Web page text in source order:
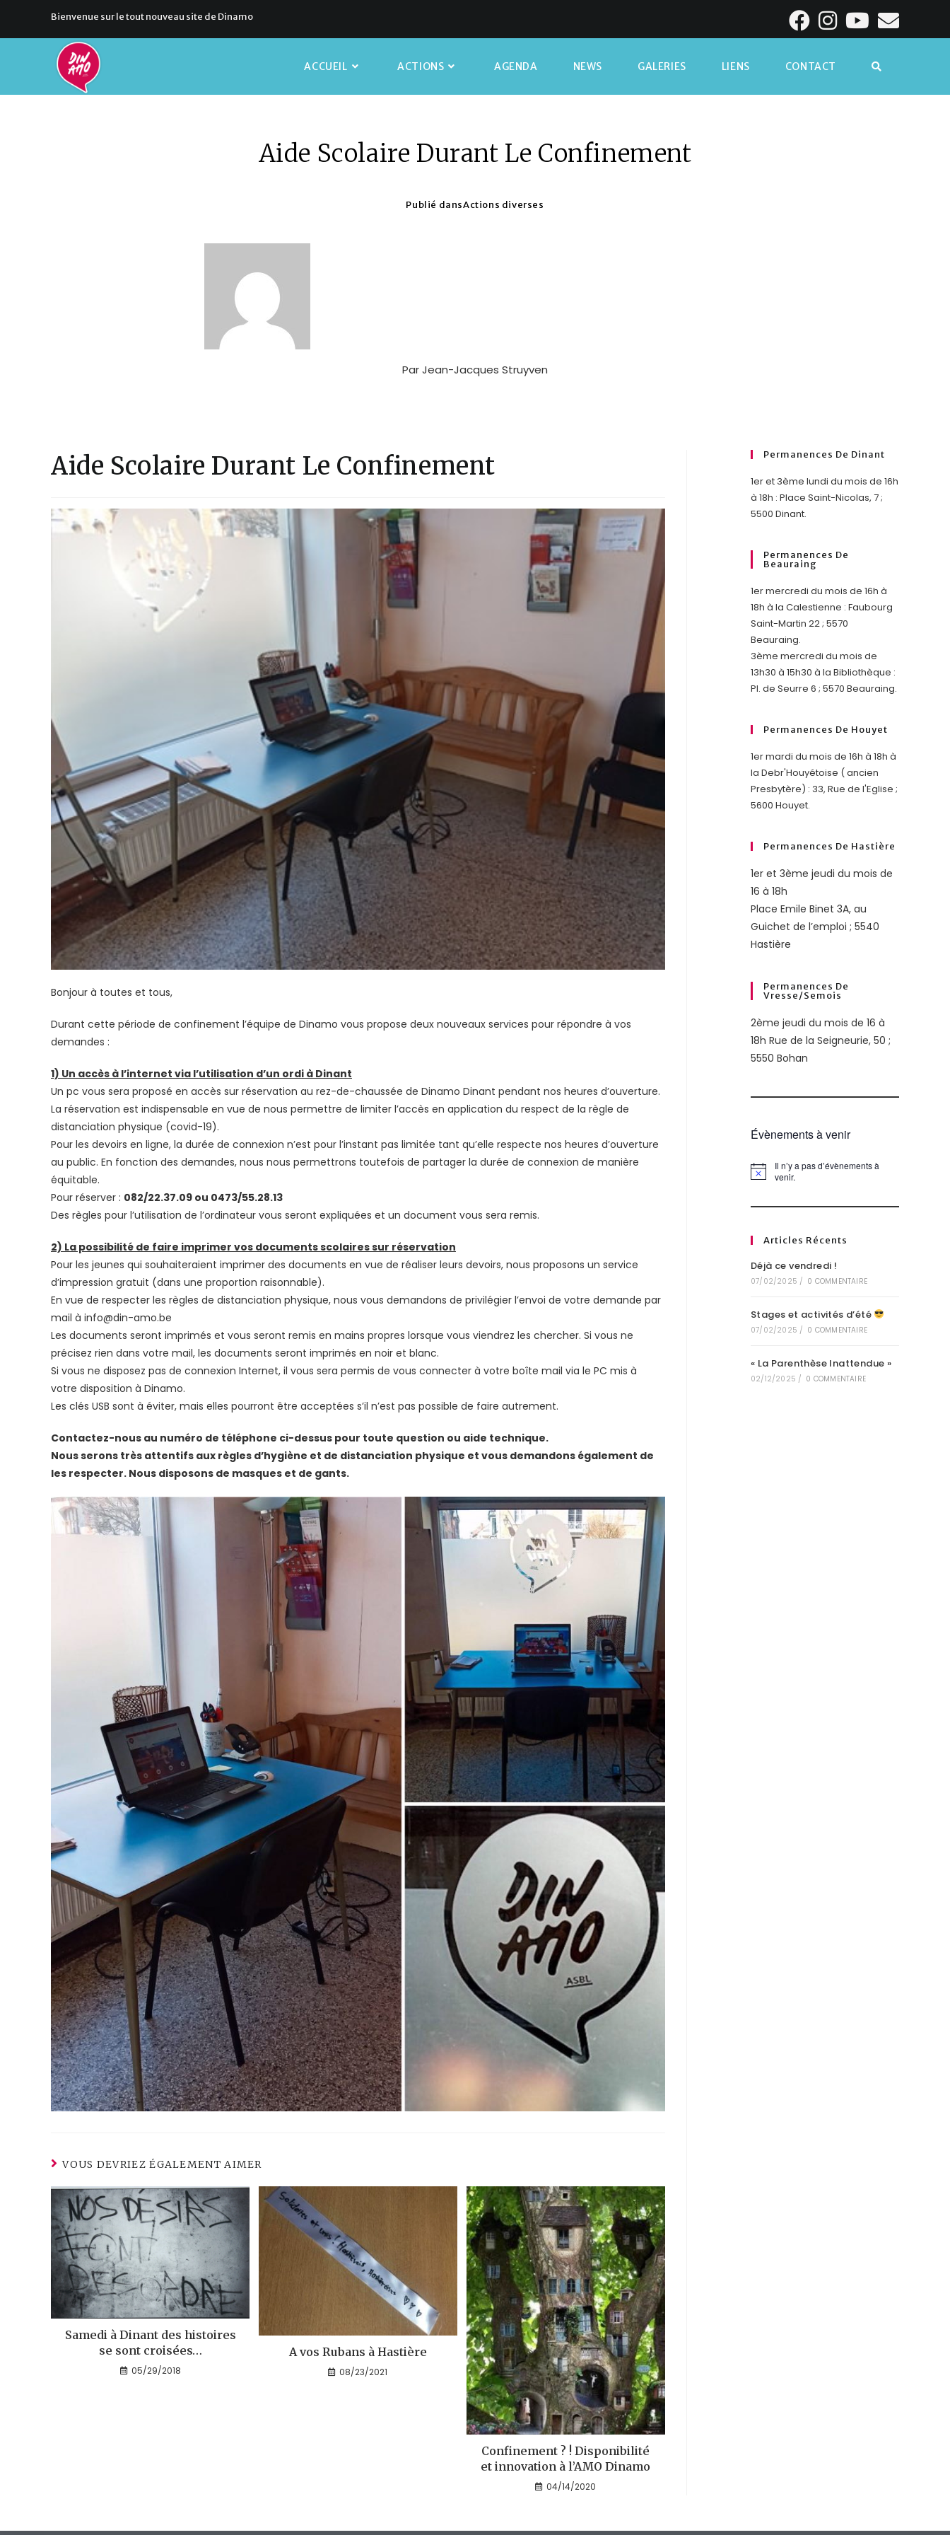
Bienvenue sur le tout nouveau site de Dinamo
ACCUEIL ACTIONS AGENDA NEWS GALERIES LIENS CONTACT
Aide Scolaire Durant Le Confinement
Publié dansActions diverses
ParJean-Jacques Struyven
Aide Scolaire Durant Le Confinement
Bonjour à toutes et tous,
Durant cette période de confinement l’équipe de Dinamo vous propose deux nouveaux services pour répondre à vos
demandes :
1) Un accès à l’internet via l’utilisation d’un ordi à Dinant
Un pc vous sera proposé en accès sur réservation au rez-de-chaussée de Dinamo Dinant pendant nos heures d’ouverture.
La réservation est indispensable en vue de nous permettre de limiter l’accès en application du respect de la règle de
distanciation physique (covid-19).
Pour les devoirs en ligne, la durée de connexion n’est pour l’instant pas limitée tant qu’elle respecte nos heures d’ouverture
au public. En fonction des demandes, nous nous permettrons toutefois de partager la durée de connexion de manière
équitable.
Pour réserver : 082/22.37.09 ou 0473/55.28.13
Des règles pour l’utilisation de l’ordinateur vous seront expliquées et un document vous sera remis.
2) La possibilité de faire imprimer vos documents scolaires sur réservation
Pour les jeunes qui souhaiteraient imprimer des documents en vue de réaliser leurs devoirs, nous proposons un service
d’impression gratuit (dans une proportion raisonnable).
En vue de respecter les règles de distanciation physique, nous vous demandons de privilégier l’envoi de votre demande par
mail à info@din-amo.be
Les documents seront imprimés et vous seront remis en mains propres lorsque vous viendrez les chercher. Si vous ne
précisez rien dans votre mail, les documents seront imprimés en noir et blanc.
Si vous ne disposez pas de connexion Internet, il vous sera permis de vous connecter à votre boîte mail via le PC mis à
votre disposition à Dinamo.
Les clés USB sont à éviter, mais elles pourront être acceptées s’il n’est pas possible de faire autrement.
Contactez-nous au numéro de téléphone ci-dessus pour toute question ou aide technique.
Nous serons très attentifs aux règles d’hygiène et de distanciation physique et vous demandons également de
les respecter. Nous disposons de masques et de gants.
VOUS DEVRIEZ ÉGALEMENT AIMER
Samedi à Dinant des histoires
se sont croisées…
05/29/2018
A vos Rubans à Hastière
08/23/2021
Confinement ? ! Disponibilité
et innovation à l’AMO Dinamo
04/14/2020
Permanences De Dinant
1er et 3ème lundi du mois de 16h
à 18h : Place Saint-Nicolas, 7 ;
5500 Dinant.
Permanences De
Beauraing
1er mercredi du mois de 16h à
18h à la Calestienne : Faubourg
Saint-Martin 22 ; 5570
Beauraing.
3ème mercredi du mois de
13h30 à 15h30 à la Bibliothèque :
Pl. de Seurre 6 ; 5570 Beauraing.
Permanences De Houyet
1er mardi du mois de 16h à 18h à
la Debr'Houyétoise ( ancien
Presbytère) : 33, Rue de l'Eglise ;
5600 Houyet.
Permanences De Hastière
1er et 3ème jeudi du mois de
16 à 18h
Place Emile Binet 3A, au
Guichet de l’emploi ; 5540
Hastière
Permanences De
Vresse/semois
2ème jeudi du mois de 16 à
18h Rue de la Seigneurie, 50 ;
5550 Bohan
Évènements à venir
N
i
Il n’y a pas d’évènements à
venir.
Articles Récents
Déjà ce vendredi !
07/02/2025 / 0 COMMENTAIRE
Stages et activités d’été
07/02/2025 / 0 COMMENTAIRE
« La Parenthèse Inattendue »
02/12/2025 / 0 COMMENTAIRE